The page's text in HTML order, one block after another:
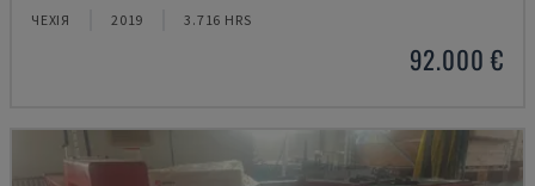
ЧЕХІЯ 2019 3.716 HRS
92.000 €